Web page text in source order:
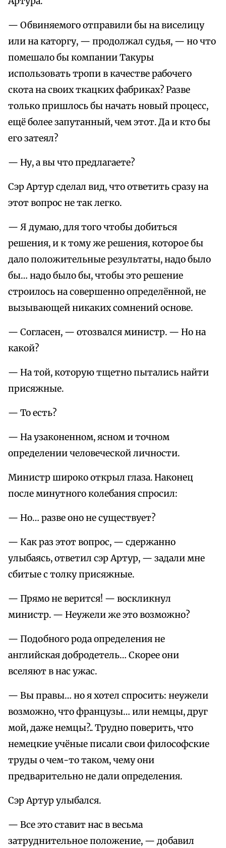
— Обвиняемого отправили бы на виселицу
или на каторгу, — продолжал судья, — но что
помешало бы компании Такуры
использовать тропи в качестве рабочего
скота на своих ткацких фабриках? Разве
только пришлось бы начать новый процесс,
ещё более запутанный, чем этот. Да и кто бы
его затеял?
— Ну, а вы что предлагаете?
Сэр Артур сделал вид, что ответить сразу на
этот вопрос не так легко.
— Я думаю, для того чтобы добиться
решения, и к тому же решения, которое бы
дало положительные результаты, надо было
бы… надо было бы, чтобы это решение
строилось на совершенно определённой, не
вызывающей никаких сомнений основе.
— Согласен, — отозвался министр. — Но на
какой?
— На той, которую тщетно пытались найти
присяжные.
— То есть?
— На узаконенном, ясном и точном
определении человеческой личности.
Министр широко открыл глаза. Наконец
после минутного колебания спросил:
— Но… разве оно не существует?
— Как раз этот вопрос, — сдержанно
улыбаясь, ответил сэр Артур, — задали мне
сбитые с толку присяжные.
— Прямо не верится! — воскликнул
министр. — Неужели же это возможно?
— Подобного рода определения не
английская добродетель… Скорее они
вселяют в нас ужас.
— Вы правы… но я хотел спросить: неужели
возможно, что французы… или немцы, друг
мой, даже немцы?.. Трудно поверить, что
немецкие учёные писали свои философские
труды о чем-то таком, чему они
предварительно не дали определения.
Сэр Артур улыбался.
— Все это ставит нас в весьма
затруднительное положение, — добавил